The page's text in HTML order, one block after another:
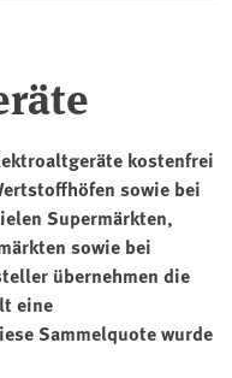
kostenfrei
sowie bei
Supermärkten,
sowie bei
übernehmen die
eine
Sammelquote wurde